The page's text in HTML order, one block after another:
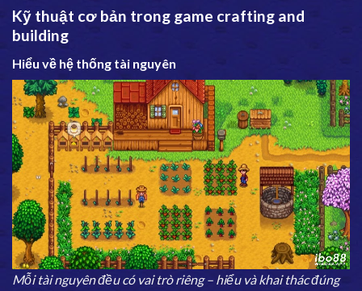
Kỹ thuật cơ bản trong game crafting and
building
Hiểu về hệ thống tài nguyên
Mỗi tài nguyên đều có vai trò riêng – hiểu và khai thác đúng